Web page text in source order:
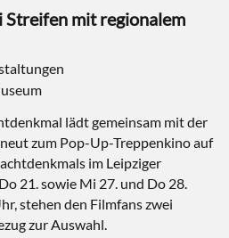
Streifen mit regionalem
lädt gemeinsam mit der
zum Pop-Up-Treppenkino auf
im Leipziger
21. sowie Mi 27. und Do 28.
stehen den Filmfans zwei
zur Auswahl.